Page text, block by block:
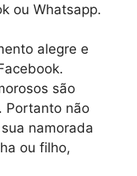
ou Whatsapp.
alegre e
são
Portanto não
namorada
ou filho,